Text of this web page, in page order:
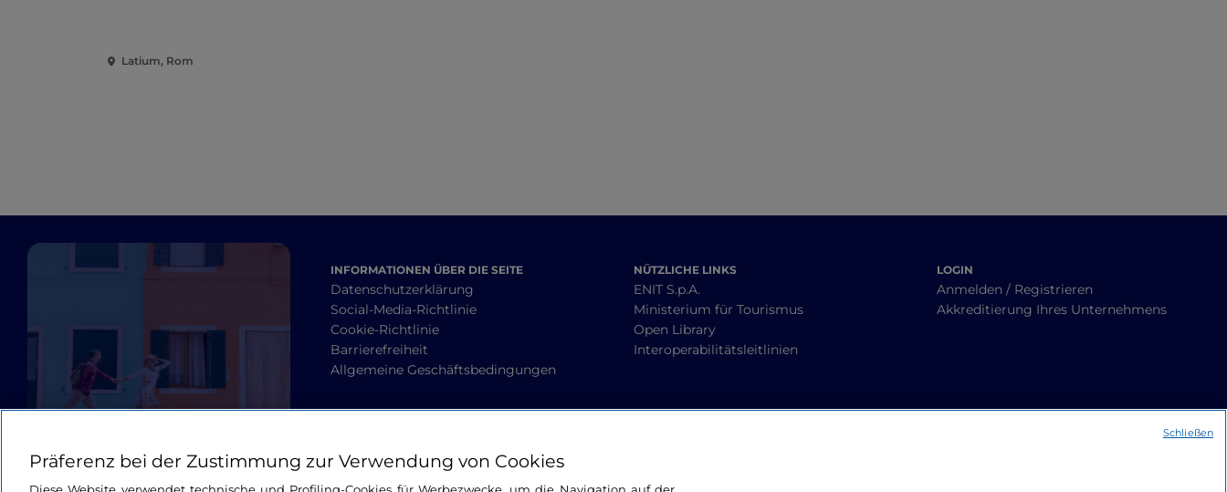
Latium, Rom
INFORMATIONEN ÜBER DIE SEITE
Datenschutzerklärung
Social-Media-Richtlinie
Cookie-Richtlinie
Barrierefreiheit
Allgemeine Geschäftsbedingungen
NÜTZLICHE LINKS
ENIT S.p.A.
Ministerium für Tourismus
Open Library
Interoperabilitätsleitlinien
LOGIN
Anmelden / Registrieren
Akkreditierung Ihres Unternehmens
Präferenz bei der Zustimmung zur Verwendung von Cookies
Schließen